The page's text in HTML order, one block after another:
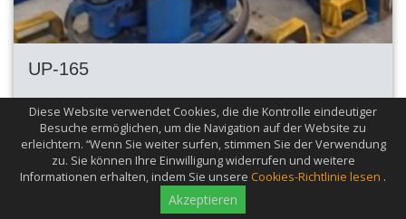
UP-165
Achse
6
Max.
Arbeitsbereich
2650mm
Traglast 165kg
Diese Website verwendet Cookies, die die Kontrolle eindeutiger
Besuche ermöglichen, um die Navigation auf der Website zu
erleichtern. “Wenn Sie weiter surfen, stimmen Sie der Verwendung
zu. Sie können Ihre Einwilligung widerrufen und weitere
Informationen erhalten, indem Sie unsere Cookies-Richtlinie lesen .
Akzeptieren